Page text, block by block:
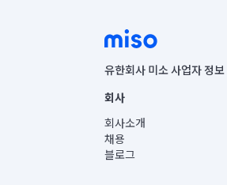
유한회사 미소 사업자 정보
사업자등록번호 : 291-87-
통신판매신고번호 : 2024-서
대표이사 : CHING VICTOR
주소 | 본사: 서울특별시 종
컨택센터 : 서울특별시 종
회사
회사소개
채용
블로그